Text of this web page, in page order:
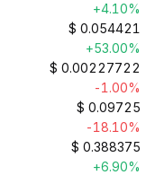
+4.10%
$ 0.054421
+53.00%
$ 0.00227722
-1.00%
$ 0.09725
-18.10%
$ 0.388375
+6.90%